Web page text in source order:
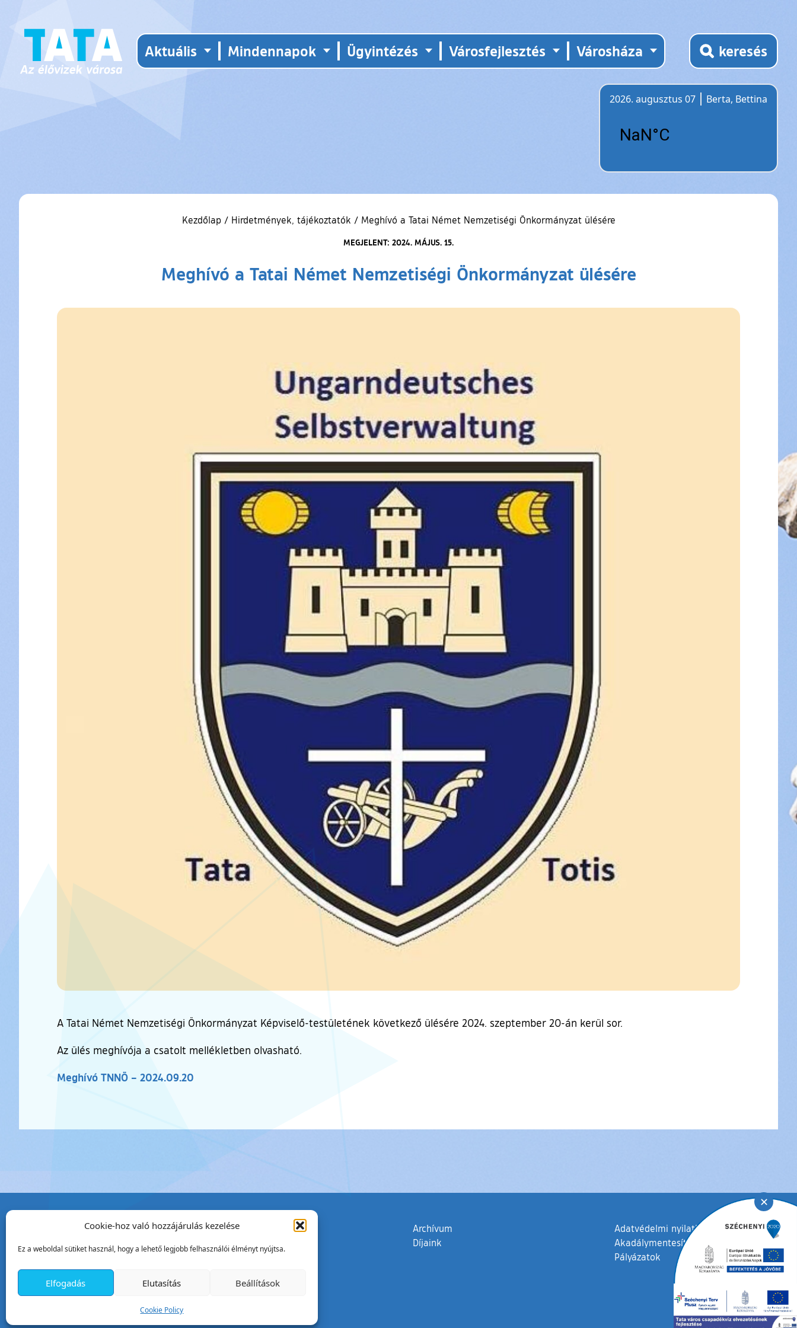
Cookie-hoz való hozzájárulás kezelése
Ez a weboldal sütiket használ, hogy a lehető legjobb felhasználói élményt nyújtsa.
Elfogadás Elutasítás Beállítások
Cookie Policy
Aktuális Mindennapok Ügyintézés Városfejlesztés Városháza keresés
2026. augusztus 07
Berta, Bettina
Kezdőlap / Hirdetmények, tájékoztatók / Meghívó a Tatai Német Nemzetiségi Önkormányzat ülésére
MEGJELENT: 2024. MÁJUS. 15.
Meghívó a Tatai Német Nemzetiségi Önkormányzat ülésére
A Tatai Német Nemzetiségi Önkormányzat Képviselő-testületének következő ülésére 2024. szeptember 20-án kerül sor.
Az ülés meghívója a csatolt mellékletben olvasható.
Meghívó TNNÖ – 2024.09.20
Tata Város Önkormányzata
2890 Tata, Kossuth tér 1.
+36 34 / 587 078
Email:ph@tata.hu
Archívum
Díjaink
Adatvédelmi nyilatkozat
Akadálymentesítési nyilatkozat
Pályázatok
✕